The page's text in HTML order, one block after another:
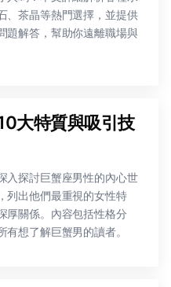
、茶晶等熱門選擇，並提供
題解答，幫助你遠離職場與
大特質與吸引技
入探討巨蟹座男性的內心世
列出他們最重視的女性特
厚關係。內容包括性格分
想了解巨蟹男的讀者。